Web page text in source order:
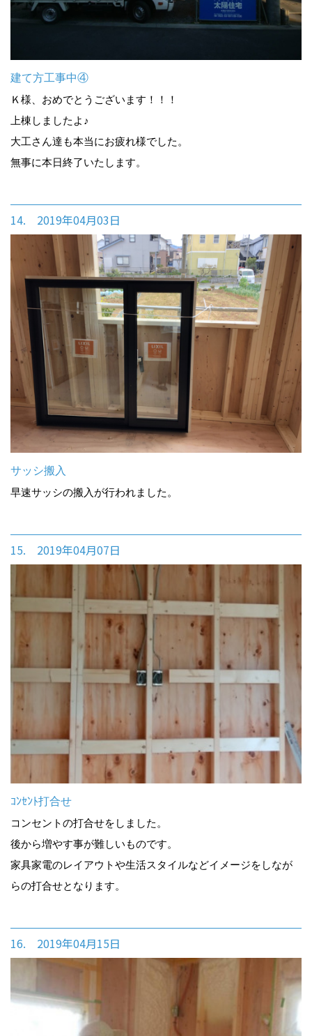
建て方工事中④
Ｋ様、おめでとうございます！！！
上棟しましたよ♪
大工さん達も本当にお疲れ様でした。
無事に本日終了いたします。
14. 2019年04月03日
サッシ搬入
早速サッシの搬入が行われました。
15. 2019年04月07日
ｺﾝｾﾝﾄ打合せ
コンセントの打合せをしました。
後から増やす事が難しいものです。
家具家電のレイアウトや生活スタイルなどイメージをしなが
らの打合せとなります。
16. 2019年04月15日